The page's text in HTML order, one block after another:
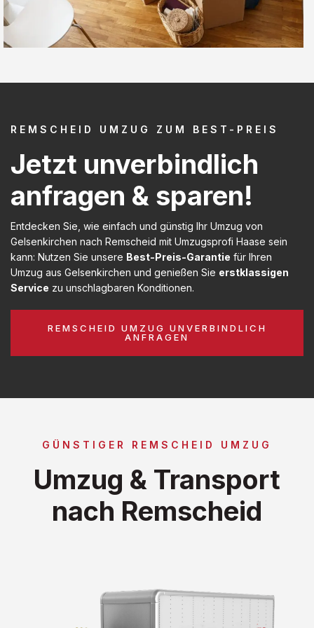
REMSCHEID UMZUG ZUM BEST-PREIS
Jetzt unverbindlich
anfragen & sparen!
Entdecken Sie, wie einfach und günstig Ihr Umzug von
Gelsenkirchen nach Remscheid mit Umzugsprofi Haase sein
kann: Nutzen Sie unsere Best-Preis-Garantie für Ihren
Umzug aus Gelsenkirchen und genießen Sie erstklassigen
Service zu unschlagbaren Konditionen.
REMSCHEID UMZUG UNVERBINDLICH
ANFRAGEN
GÜNSTIGER REMSCHEID UMZUG
Umzug & Transport
nach Remscheid